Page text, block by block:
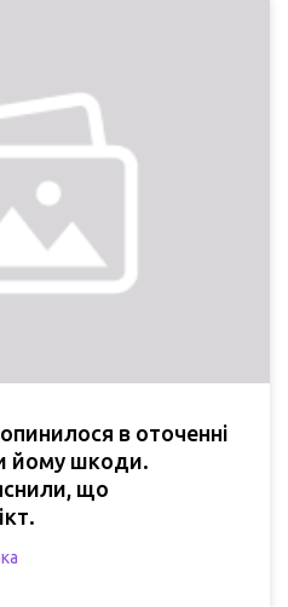
в оточенні
йому шкоди.
що